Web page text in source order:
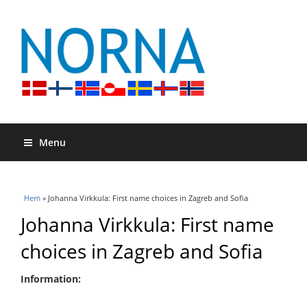
Menu
Du är här
Hem » Johanna Virkkula: First name choices in Zagreb and Sofia
Johanna Virkkula: First name
choices in Zagreb and Sofia
Information: